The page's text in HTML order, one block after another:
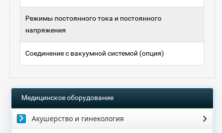
Режимы постоянного тока и постоянного
напряжения
Соединение с вакуумной системой (опция)
Медицинское оборудование
Акушерство и гинекология